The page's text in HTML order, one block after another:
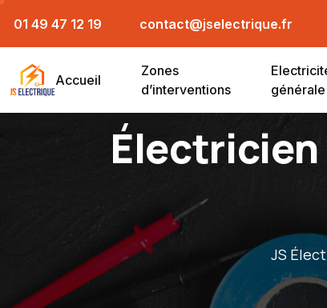
01 49 47 12 19 contact@jselectrique.fr
Accueil
Zones
d’interventions
générale
JS